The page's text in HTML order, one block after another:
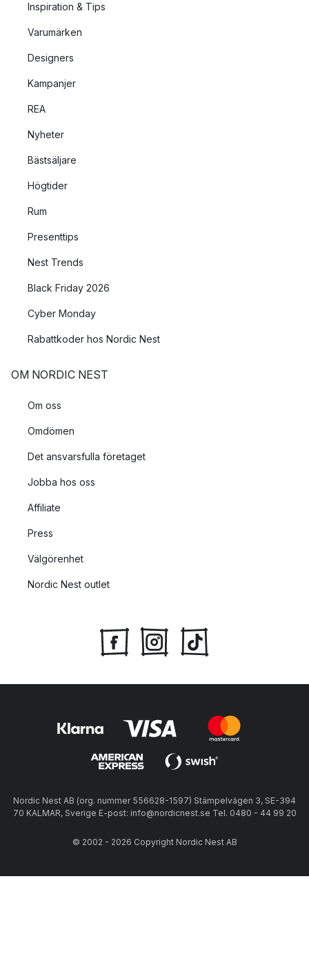
Inspiration & Tips
Varumärken
Designers
Kampanjer
REA
Nyheter
Bästsäljare
Högtider
Rum
Presenttips
Nest Trends
Black Friday 2026
Cyber Monday
Rabattkoder hos Nordic Nest
OM NORDIC NEST
Om oss
Omdömen
Det ansvarsfulla företaget
Jobba hos oss
Affiliate
Press
Välgörenhet
Nordic Nest outlet
Nordic Nest AB (org. nummer 556628-1597) Stämpelvägen 3, SE-394
70 KALMAR, Sverige E-post: info@nordicnest.se Tel. 0480 - 44 99 20
© 2002 - 2026 Copyright Nordic Nest AB